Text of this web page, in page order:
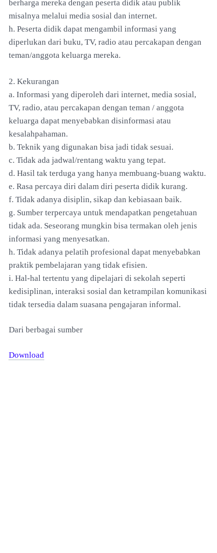
berharga mereka dengan peserta didik atau publik
misalnya melalui media sosial dan internet.
h. Peserta didik dapat mengambil informasi yang
diperlukan dari buku, TV, radio atau percakapan dengan
teman/anggota keluarga mereka.
2. Kekurangan
a. Informasi yang diperoleh dari internet, media sosial,
TV, radio, atau percakapan dengan teman / anggota
keluarga dapat menyebabkan disinformasi atau
kesalahpahaman.
b. Teknik yang digunakan bisa jadi tidak sesuai.
c. Tidak ada jadwal/rentang waktu yang tepat.
d. Hasil tak terduga yang hanya membuang-buang waktu.
e. Rasa percaya diri dalam diri peserta didik kurang.
f. Tidak adanya disiplin, sikap dan kebiasaan baik.
g. Sumber terpercaya untuk mendapatkan pengetahuan
tidak ada. Seseorang mungkin bisa termakan oleh jenis
informasi yang menyesatkan.
h. Tidak adanya pelatih profesional dapat menyebabkan
praktik pembelajaran yang tidak efisien.
i. Hal-hal tertentu yang dipelajari di sekolah seperti
kedisiplinan, interaksi sosial dan ketrampilan komunikasi
tidak tersedia dalam suasana pengajaran informal.
Dari berbagai sumber
Download